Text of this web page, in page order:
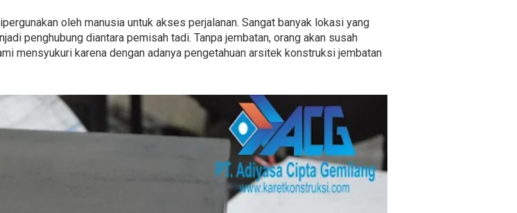
oleh manusia untuk akses perjalanan. Sangat banyak lokasi yang
penghubung diantara pemisah tadi. Tanpa jembatan, orang akan susah
mensyukuri karena dengan adanya pengetahuan arsitek konstruksi jembatan